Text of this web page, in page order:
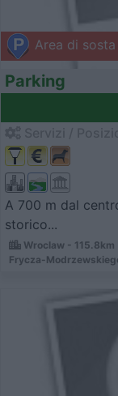
Area di sosta
Parking
A 700 m dal
storico...
Wroclaw - 115.8km
Frycza-